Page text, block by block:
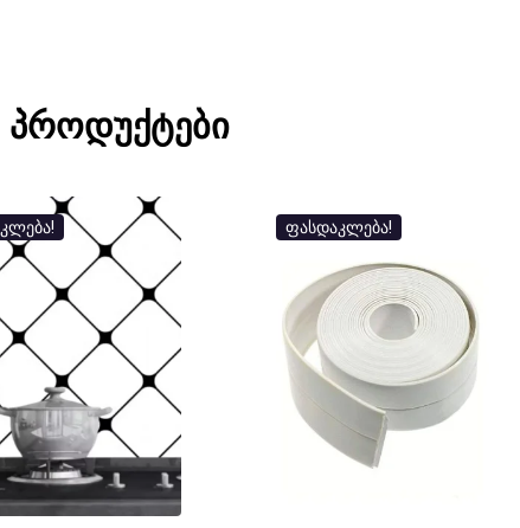
პროდუქტები
ფასდაკლება!